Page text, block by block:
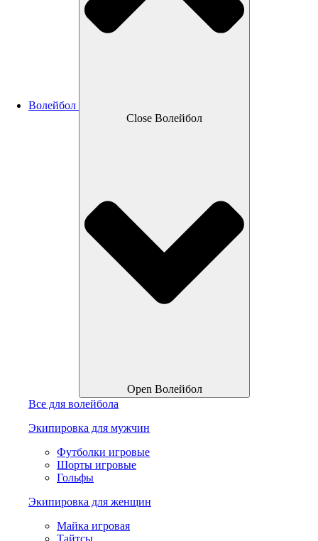
Волейбол
Close Волейбол
Open Волейбол
Все для волейбола
Экипировка для мужчин
Футболки игровые
Шорты игровые
Гольфы
Экипировка для женщин
Майка игровая